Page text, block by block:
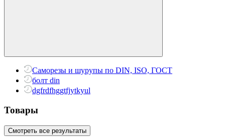
Саморезы и шурупы по DIN, ISO, ГОСТ
болт din
dgfrdfhggtfjytkyul
Товары
Смотреть все результаты